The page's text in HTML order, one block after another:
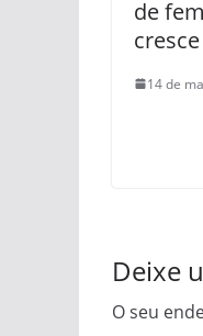
de
14 de
Deixe
O seu